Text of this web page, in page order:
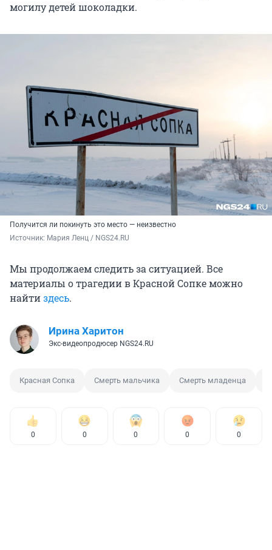
могилу детей шоколадки.
Получится ли покинуть это место — неизвестно
Источник: Мария Ленц / NGS24.RU
Мы продолжаем следить за ситуацией. Все
материалы о трагедии в Красной Сопке можно
найтиздесь.
Ирина Харитон
Экс-видеопродюсер NGS24.RU
Красная Сопка Смерть мальчика Смерть младенца
0 0 0 0 0